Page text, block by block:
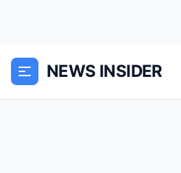
NEWS INSIDER